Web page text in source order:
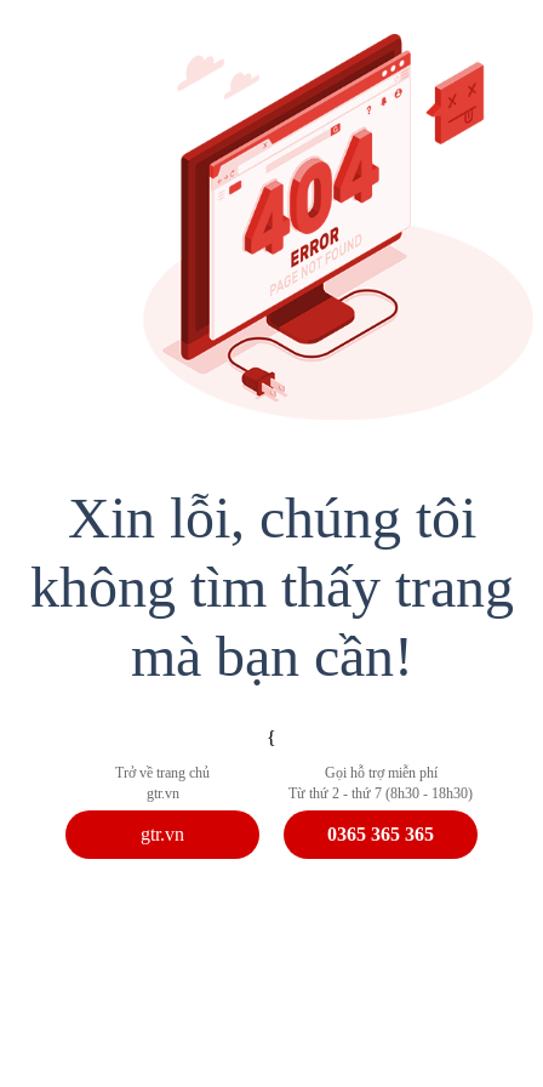
Xin lỗi, chúng tôi
không tìm thấy trang
mà bạn cần!
{
Trở về trang chủ
gtr.vn
gtr.vn
Gọi hỗ trợ miễn phí
Từ thứ 2 - thứ 7 (8h30 - 18h30)
0365 365 365